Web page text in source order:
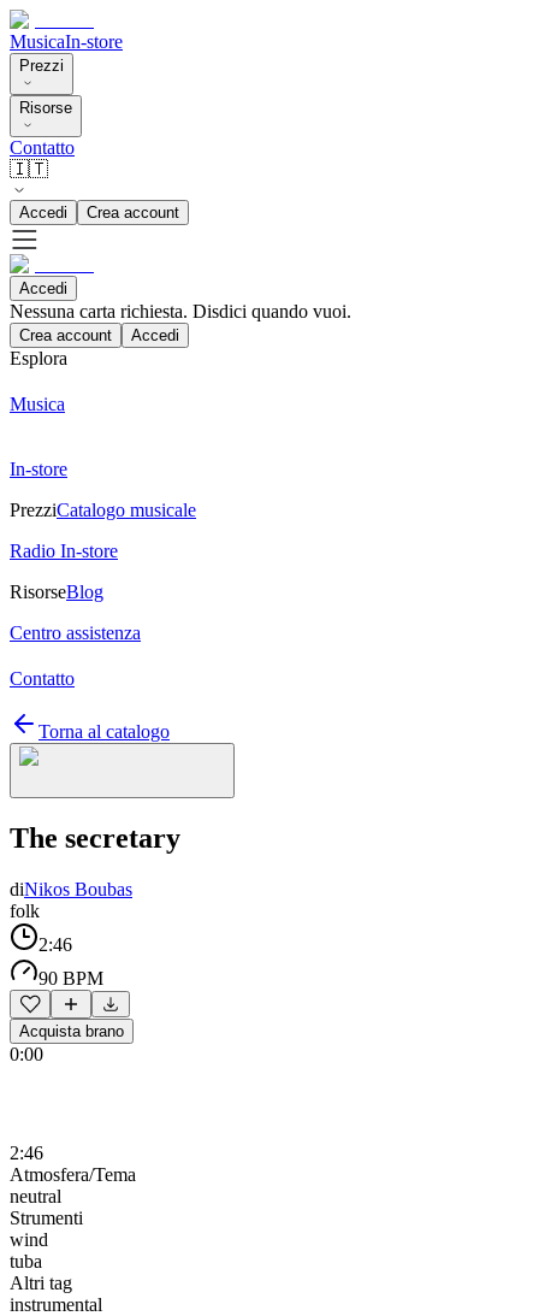
MusicaIn-store
Prezzi
Risorse
Contatto
🇮🇹
Accedi Crea account
Accedi
Nessuna carta richiesta. Disdici quando vuoi.
Crea account Accedi
Esplora
Musica
In-store
PrezziCatalogo musicale
Radio In-store
RisorseBlog
Centro assistenza
Contatto
Torna al catalogo
The secretary
diNikos Boubas
folk
2:46
90 BPM
Acquista brano
0:00
2:46
Atmosfera/Tema
neutral
Strumenti
wind
tuba
Altri tag
instrumental